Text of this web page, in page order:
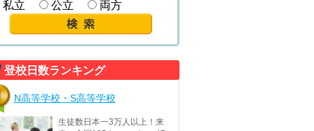
私立 公立 両方
登校日数ランキング
N高等学校・S高等学校
生徒数日本一3万人以上！来